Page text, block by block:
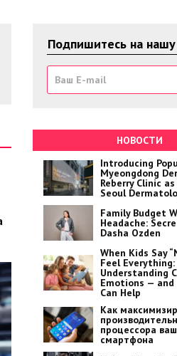
Подпишитесь на нашу
НОВОСТИ
Introducing
Myeongdong
Reberry Clinic
Seoul
Family Budget
Headache:
Dasha Ozden
When Kids Say
Feel Everything:
Understanding
Emotions — and
Can Help
Как
процессора
смартфона